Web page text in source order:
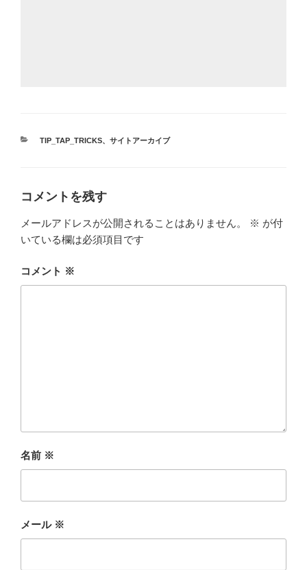
カ
TIP_TAP_TRICKS、 サイトアーカイブ
コメントを残す
メールアドレスが公開されることはありません。 ※ が付
いている欄は必須項目です
コメント ※
名前 ※
メール ※